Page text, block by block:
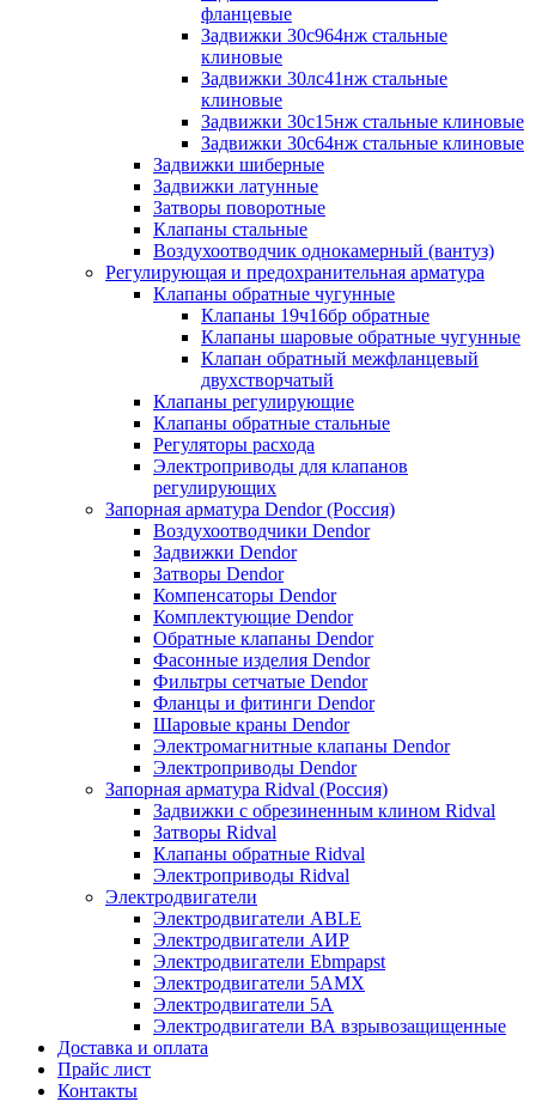
фланцевые
Задвижки 30с964нж стальные
клиновые
Задвижки 30лс41нж стальные
клиновые
Задвижки 30с15нж стальные клиновые
Задвижки 30с64нж стальные клиновые
Задвижки шиберные
Задвижки латунные
Затворы поворотные
Клапаны стальные
Воздухоотводчик однокамерный (вантуз)
Регулирующая и предохранительная арматура
Клапаны обратные чугунные
Клапаны 19ч16бр обратные
Клапаны шаровые обратные чугунные
Клапан обратный межфланцевый
двухстворчатый
Клапаны регулирующие
Клапаны обратные стальные
Регуляторы расхода
Электроприводы для клапанов
регулирующих
Запорная арматура Dendor (Россия)
Воздухоотводчики Dendor
Задвижки Dendor
Затворы Dendor
Компенсаторы Dendor
Комплектующие Dendor
Обратные клапаны Dendor
Фасонные изделия Dendor
Фильтры сетчатые Dendor
Фланцы и фитинги Dendor
Шаровые краны Dendor
Электромагнитные клапаны Dendor
Электроприводы Dendor
Запорная арматура Ridval (Россия)
Задвижки с обрезиненным клином Ridval
Затворы Ridval
Клапаны обратные Ridval
Электроприводы Ridval
Электродвигатели
Электродвигатели ABLE
Электродвигатели АИР
Электродвигатели Ebmpapst
Электродвигатели 5АМХ
Электродвигатели 5А
Электродвигатели ВА взрывозащищенные
Доставка и оплата
Прайс лист
Контакты